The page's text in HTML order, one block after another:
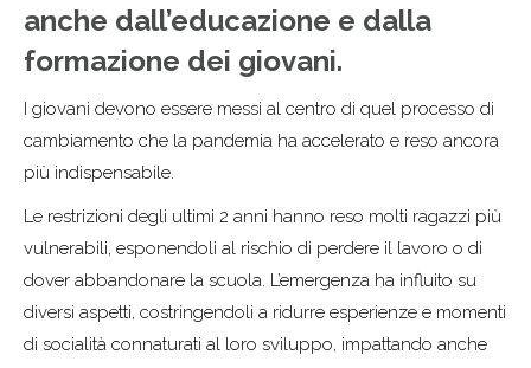
anche dall’educazione e dalla
formazione dei giovani.
I giovani devono essere messi al centro di quel processo di
cambiamento che la pandemia ha accelerato e reso ancora
più indispensabile.
Le restrizioni degli ultimi 2 anni hanno reso molti ragazzi più
vulnerabili, esponendoli al rischio di perdere il lavoro o di
dover abbandonare la scuola. L’emergenza ha influito su
diversi aspetti, costringendoli a ridurre esperienze e momenti
di socialità connaturati al loro sviluppo, impattando anche